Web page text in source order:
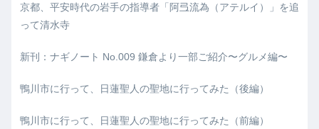
京都、平安時代の岩手の指導者「阿弖流為（アテルイ）」を追
って清水寺
新刊：ナギノート No.009 鎌倉より一部ご紹介〜グルメ編〜
鴨川市に行って、日蓮聖人の聖地に行ってみた（後編）
鴨川市に行って、日蓮聖人の聖地に行ってみた（前編）